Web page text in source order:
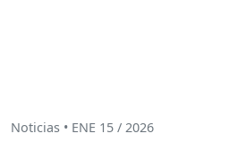
Noticias • ENE 15 / 2026